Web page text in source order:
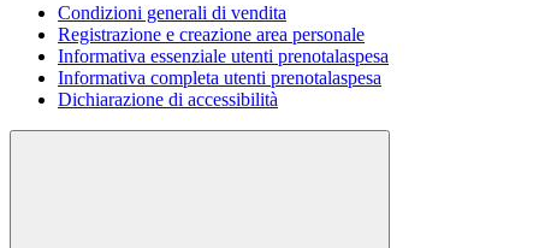
Condizioni generali di vendita
Registrazione e creazione area personale
Informativa essenziale utenti prenotalaspesa
Informativa completa utenti prenotalaspesa
Dichiarazione di accessibilità